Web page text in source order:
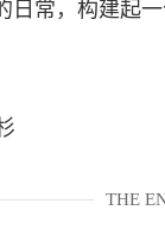
日常，构建起
THE